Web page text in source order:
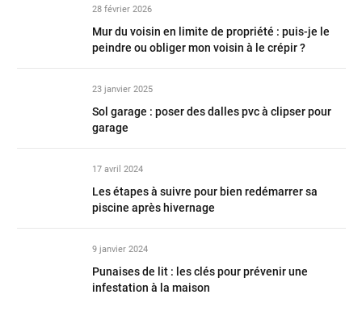
28 février 2026
Mur du voisin en limite de propriété : puis-je le
peindre ou obliger mon voisin à le crépir ?
23 janvier 2025
Sol garage : poser des dalles pvc à clipser pour
garage
17 avril 2024
Les étapes à suivre pour bien redémarrer sa
piscine après hivernage
9 janvier 2024
Punaises de lit : les clés pour prévenir une
infestation à la maison